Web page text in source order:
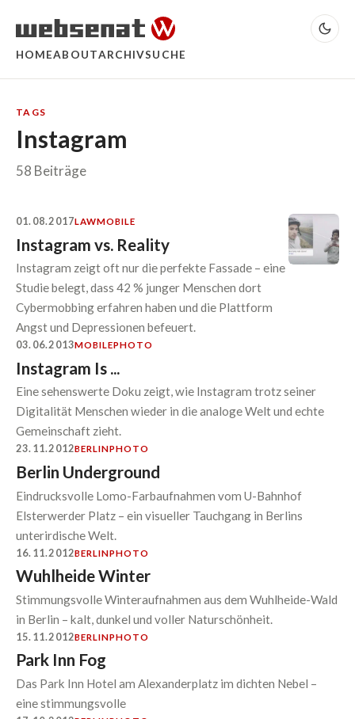
HOMEABOUTARCHIVSUCHE
TAGS
Instagram
58 Beiträge
01.08.2017LAWMOBILE
Instagram vs. Reality
Instagram zeigt oft nur die perfekte Fassade – eine
Studie belegt, dass 42 % junger Menschen dort
Cybermobbing erfahren haben und die Plattform
Angst und Depressionen befeuert.
03.06.2013MOBILEPHOTO
Instagram Is ...
Eine sehenswerte Doku zeigt, wie Instagram trotz seiner
Digitalität Menschen wieder in die analoge Welt und echte
Gemeinschaft zieht.
23.11.2012BERLINPHOTO
Berlin Underground
Eindrucksvolle Lomo-Farbaufnahmen vom U-Bahnhof
Elsterwerder Platz – ein visueller Tauchgang in Berlins
unterirdische Welt.
16.11.2012BERLINPHOTO
Wuhlheide Winter
Stimmungsvolle Winteraufnahmen aus dem Wuhlheide-Wald
in Berlin – kalt, dunkel und voller Naturschönheit.
15.11.2012BERLINPHOTO
Park Inn Fog
Das Park Inn Hotel am Alexanderplatz im dichten Nebel –
eine stimmungsvolle